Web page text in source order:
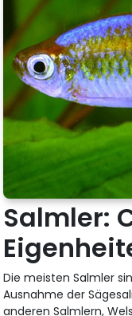
Salmler:
Die meisten Salmler
Ausnahme der
anderen Salmlern,